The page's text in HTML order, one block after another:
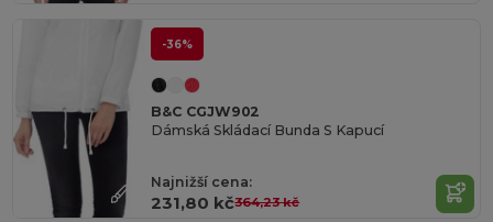
-36%
B&C CGJW902
Dámská Skládací Bunda S Kapucí
Najnižší cena:
231,80 kč364,23 kč